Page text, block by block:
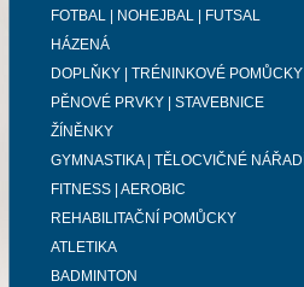
FOTBAL | NOHEJBAL | FUTSAL
HÁZENÁ
DOPLŇKY | TRÉNINKOVÉ POMŮCKY
PĚNOVÉ PRVKY | STAVEBNICE
ŽÍNĚNKY
GYMNASTIKA | TĚLOCVIČNÉ NÁŘADÍ
FITNESS | AEROBIC
REHABILITAČNÍ POMŮCKY
ATLETIKA
BADMINTON